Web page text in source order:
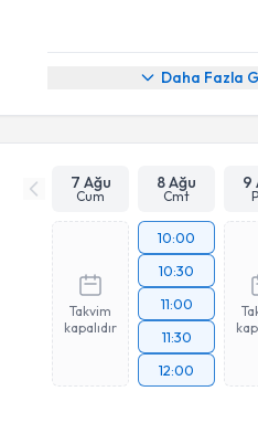
Daha Fazla
7 Ağu
Cum
8 Ağu
Cmt
9
Takvim
kapalıdır
10:00
10:30
11:00
11:30
12:00